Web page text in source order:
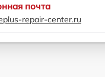
почта
repair-center.ru